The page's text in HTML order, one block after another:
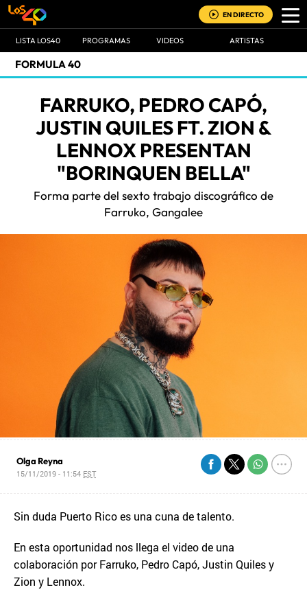
EN DIRECTO
LISTA LOS40 PROGRAMAS VIDEOS ARTISTAS
FORMULA 40
FARRUKO, PEDRO CAPÓ,
JUSTIN QUILES FT. ZION &
LENNOX PRESENTAN
"BORINQUEN BELLA"
Forma parte del sexto trabajo discográfico de
Farruko, Gangalee
Olga Reyna
15/11/2019 - 11:54 EST
Sin duda Puerto Rico es una cuna de talento.
En esta oportunidad nos llega el video de una
colaboración por Farruko, Pedro Capó, Justin Quiles y
Zion y Lennox.